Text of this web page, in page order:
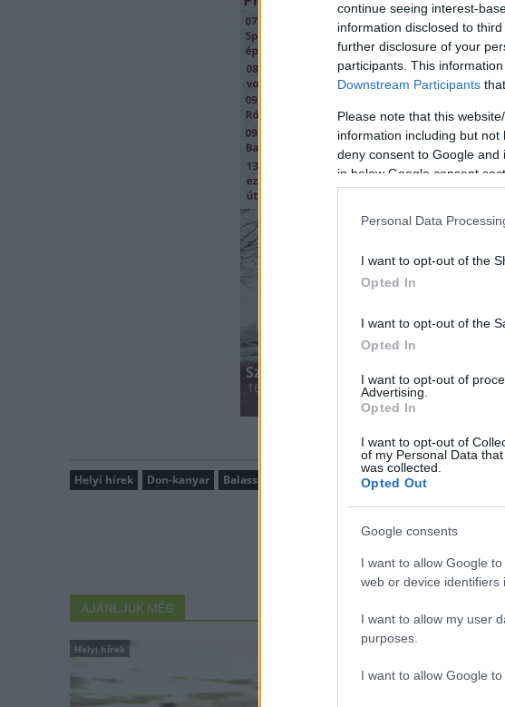
continue seeing interest-
information disclosed to
further disclosure of your
participants. This
Downstream Participants
Please note that this
information including but
deny consent to Google
in below Google consent
Personal Data
I want to opt-out of the
Opted In
I want to opt-out of the
Opted In
I want to opt-out of
Advertising.
Opted In
I want to opt-out of
of my Personal Data
was collected.
Opted Out
Google consents
I want to allow Google
web or device identifiers
I want to allow my user
purposes.
I want to allow Google
Helyi hírek Don-kanyar Balassagyarmat
AJÁNLJUK MÉG
Helyi hírek